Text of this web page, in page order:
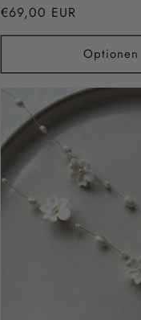
Normaler
Preis
€69,00 EUR
Optionen